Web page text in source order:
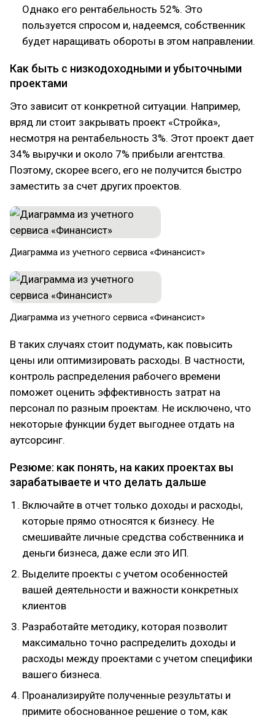
Однако его рентабельность 52%. Это
пользуется спросом и, надеемся, собственник
будет наращивать обороты в этом направлении.
Как быть с низкодоходными и убыточными
проектами
Это зависит от конкретной ситуации. Например,
вряд ли стоит закрывать проект «Стройка»,
несмотря на рентабельность 3%. Этот проект дает
34% выручки и около 7% прибыли агентства.
Поэтому, скорее всего, его не получится быстро
заместить за счет других проектов.
Диаграмма из учетного сервиса «Финансист»
Диаграмма из учетного сервиса «Финансист»
В таких случаях стоит подумать, как повысить
цены или оптимизировать расходы. В частности,
контроль распределения рабочего времени
поможет оценить эффективность затрат на
персонал по разным проектам. Не исключено, что
некоторые функции будет выгоднее отдать на
аутсорсинг.
Резюме: как понять, на каких проектах вы
зарабатываете и что делать дальше
Включайте в отчет только доходы и расходы,
которые прямо относятся к бизнесу. Не
смешивайте личные средства собственника и
деньги бизнеса, даже если это ИП.
Выделите проекты с учетом особенностей
вашей деятельности и важности конкретных
клиентов
Разработайте методику, которая позволит
максимально точно распределить доходы и
расходы между проектами с учетом специфики
вашего бизнеса.
Проанализируйте полученные результаты и
примите обоснованное решение о том, как